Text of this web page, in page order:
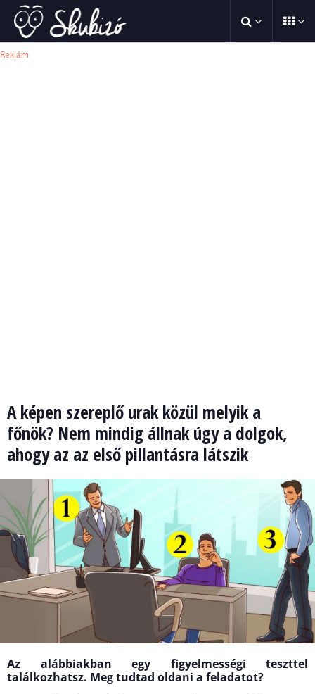
Reklám
A képen szereplő urak közül melyik a
főnök? Nem mindig állnak úgy a dolgok,
ahogy az az első pillantásra látszik
Az alábbiakban egy figyelmességi teszttel
találkozhatsz. Meg tudtad oldani a feladatot?